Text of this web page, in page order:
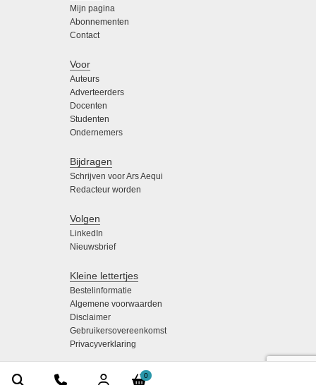
0
Mijn pagina
Abonnementen
Contact
Voor
Auteurs
Adverteerders
Docenten
Studenten
Ondernemers
Bijdragen
Schrijven voor Ars Aequi
Redacteur worden
Volgen
LinkedIn
Nieuwsbrief
Kleine lettertjes
Bestelinformatie
Algemene voorwaarden
Disclaimer
Gebruikersovereenkomst
Privacyverklaring